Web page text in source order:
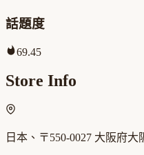
話題度
69.45
Store Info
日本、〒550-0027 大阪府